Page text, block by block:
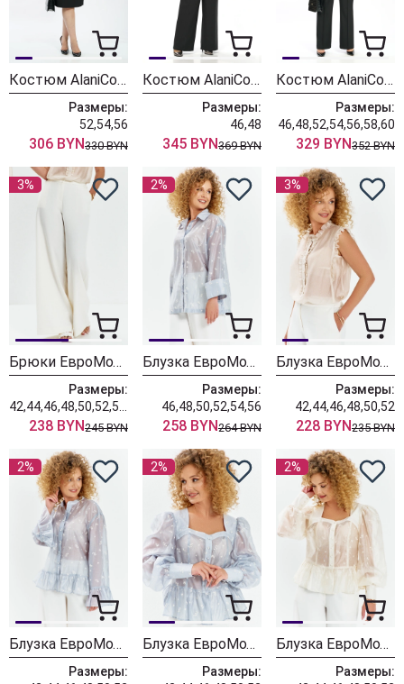
Костюм AlaniCollection 2582 черный + молоко
Размеры:
52,54,56
306 BYN330 BYN
Костюм AlaniCollection 2581
Размеры:
46,48
345 BYN369 BYN
Костюм AlaniCollection 2580 черный
Размеры:
46,48,52,54,56,58,60
329 BYN352 BYN
3%
Брюки ЕвроМода 765 молочный
Размеры:
238 BYN245 BYN
2%
Блузка ЕвроМода 762 голубой
Размеры:
46,48,50,52,54,56
258 BYN264 BYN
3%
Блузка ЕвроМода 754 золотисто-бежевый
Размеры:
42,44,46,48,50,52
228 BYN235 BYN
2%
Блузка ЕвроМода 745 дымчато-голубой
Размеры:
2%
Блузка ЕвроМода 759 дымчато-голубой
Размеры:
2%
Блузка ЕвроМода 759 молочный
Размеры: